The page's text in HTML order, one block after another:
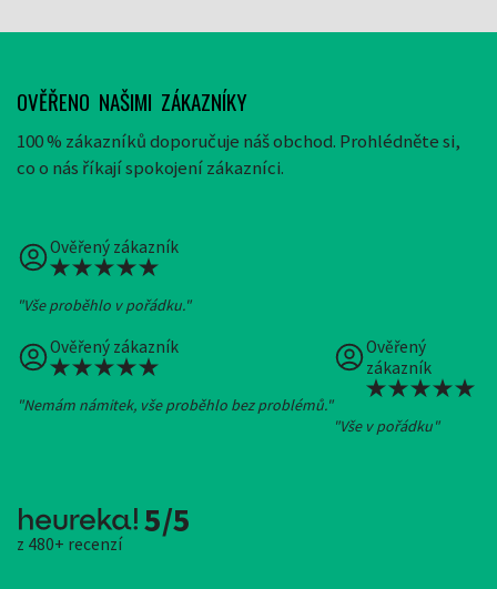
OVĚŘENO NAŠIMI ZÁKAZNÍKY
100 % zákazníků doporučuje náš obchod. Prohlédněte si,
co o nás říkají spokojení zákazníci.
Ověřený zákazník
"Vše proběhlo v pořádku."
Ověřený zákazník
"Nemám námitek, vše proběhlo bez problémů."
Ověřený
zákazník
"Vše v pořádku"
5/5
z 480+ recenzí